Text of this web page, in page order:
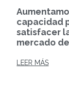
capacidad
satisfacer
mercado de
LEER MÁS